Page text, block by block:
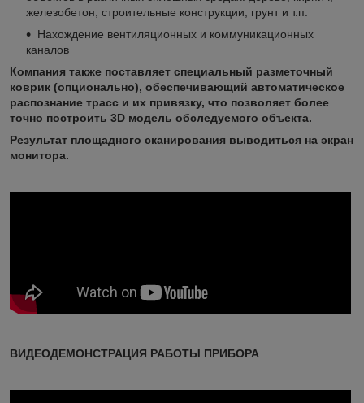
железобетон, строительные конструкции, грунт и т.п.
Нахождение вентиляционных и коммуникационных
каналов
Компания также поставляет специальный разметочный
коврик (опционально), обеспечивающий автоматическое
распознание трасс и их привязку, что позволяет более
точно построить 3D модель обследуемого объекта.
Результат площадного сканирования выводиться на экран
монитора.
ВИДЕОДЕМОНСТРАЦИЯ РАБОТЫ ПРИБОРА